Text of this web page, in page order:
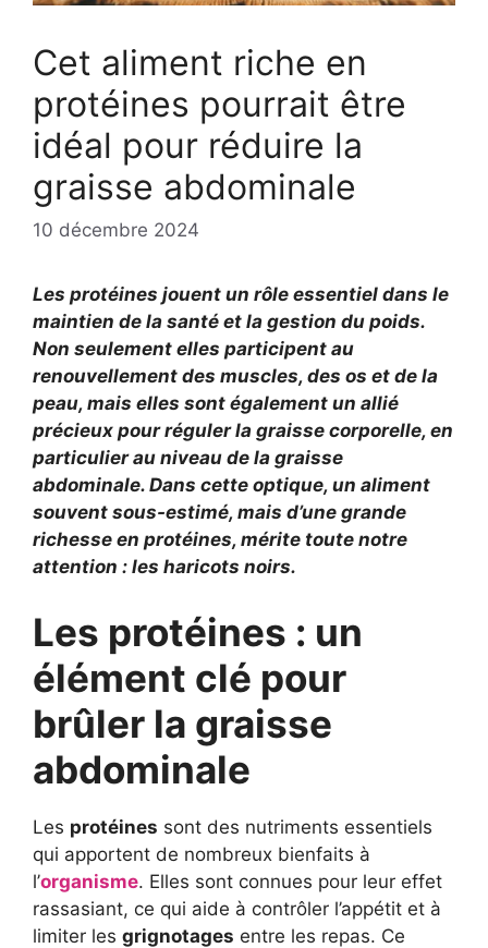
Cet aliment riche en
protéines pourrait être
idéal pour réduire la
graisse abdominale
10 décembre 2024
Les protéines jouent un rôle essentiel dans le
maintien de la santé et la gestion du poids.
Non seulement elles participent au
renouvellement des muscles, des os et de la
peau, mais elles sont également un allié
précieux pour réguler la graisse corporelle, en
particulier au niveau de la graisse
abdominale. Dans cette optique, un aliment
souvent sous-estimé, mais d’une grande
richesse en protéines, mérite toute notre
attention : les haricots noirs.
Les protéines : un
élément clé pour
brûler la graisse
abdominale
Les protéines sont des nutriments essentiels
qui apportent de nombreux bienfaits à
l’organisme. Elles sont connues pour leur effet
rassasiant, ce qui aide à contrôler l’appétit et à
limiter les grignotages entre les repas. Ce